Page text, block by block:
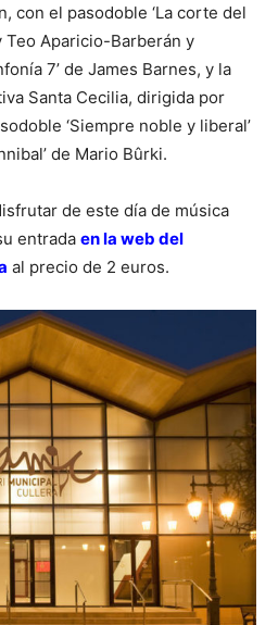
con el pasodoble ‘La corte del
Teo Aparicio-Barberán y
7’ de James Barnes, y la
Santa Cecilia, dirigida por
‘Siempre noble y liberal’
de Mario Bûrki.
de este día de música
entrada en la web del
al precio de 2 euros.